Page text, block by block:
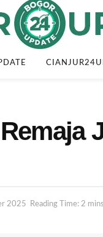
2025 Reading Time: 2